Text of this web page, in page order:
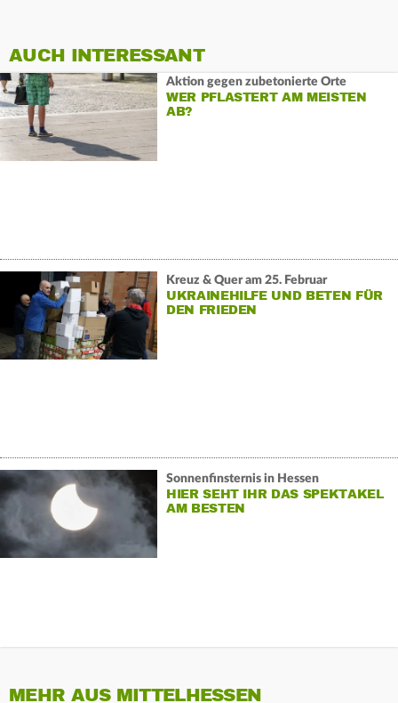
AUCH INTERESSANT
Aktion gegen zubetonierte Orte
WER PFLASTERT AM MEISTEN
AB?
Kreuz & Quer am 25. Februar
UKRAINEHILFE UND BETEN FÜR
DEN FRIEDEN
Sonnenfinsternis in Hessen
HIER SEHT IHR DAS SPEKTAKEL
AM BESTEN
MEHR AUS MITTELHESSEN